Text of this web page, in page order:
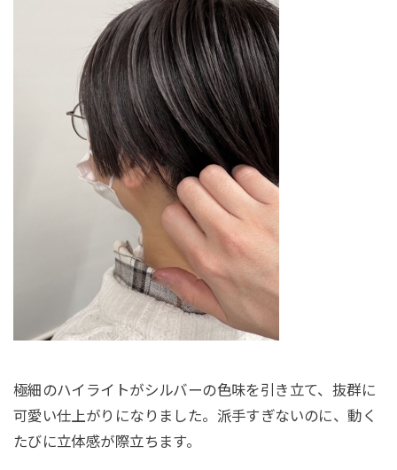
極細のハイライトがシルバーの色味を引き立て、抜群に
可愛い仕上がりになりました。派手すぎないのに、動く
たびに立体感が際立ちます。